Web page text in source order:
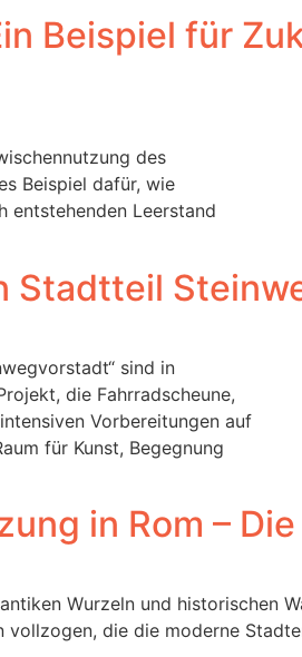
Beispiel für
des
Beispiel dafür, wie
entstehenden Leerstand
Stadtteil
sind in
die Fahrradscheune,
Vorbereitungen auf
für Kunst, Begegnung
in Rom –
Wurzeln und historischen
die die moderne